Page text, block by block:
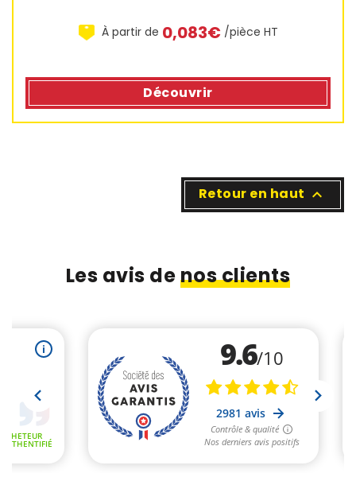
À partir de 0,083€ /pièce HT
Découvrir
Retour en haut 
Les avis denos clients